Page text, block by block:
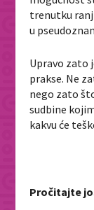
trenutku
u
Upravo zato
prakse. Ne
nego zato
sudbine
kakvu će
Pročitajte